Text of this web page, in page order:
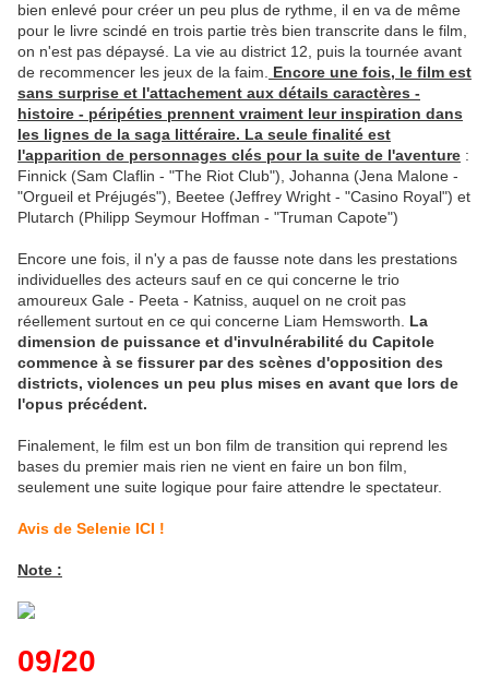
bien enlevé pour créer un peu plus de rythme, il en va de même
pour le livre scindé en trois partie très bien transcrite dans le film,
on n'est pas dépaysé. La vie au district 12, puis la tournée avant
de recommencer les jeux de la faim.
Encore une fois, le film est
sans surprise et l'attachement aux détails caractères -
histoire - péripéties prennent vraiment leur inspiration dans
les lignes de la saga littéraire. La seule finalité est
l'apparition de personnages clés pour la suite de l'aventure :
Finnick (Sam Claflin - "The Riot Club"), Johanna (Jena Malone -
"Orgueil et Préjugés"), Beetee (Jeffrey Wright - "Casino Royal") et
Plutarch (Philipp Seymour Hoffman - "Truman Capote")
Encore une fois, il n'y a pas de fausse note dans les prestations
individuelles des acteurs sauf en ce qui concerne le trio
amoureux Gale - Peeta - Katniss, auquel on ne croit pas
réellement surtout en ce qui concerne Liam Hemsworth. La
dimension de puissance et d'invulnérabilité du Capitole
commence à se fissurer par des scènes d'opposition des
districts, violences un peu plus mises en avant que lors de
l'opus précédent.
Finalement, le film est un bon film de transition qui reprend les
bases du premier mais rien ne vient en faire un bon film,
seulement une suite logique pour faire attendre le spectateur.
Avis de Selenie ICI !
Note :
09/20